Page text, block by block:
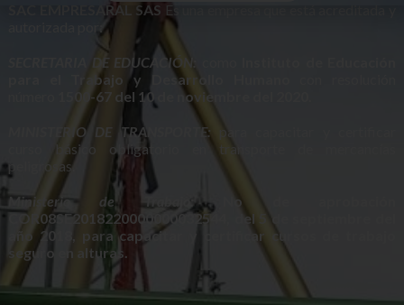
SAC EMPRESARAL SAS Es una empresa que está acreditada y
SECRETARIA DE EDUCACIÓN:
para el Trabajo y Desarrollo Humano
1500-67 del 10 de noviembre del 2020.
MINISTERIO DE TRANSPORTE: para capacitar y certificar
curso básico obligatorio en transporte de mercancías
peligrosas.
Ministerio de Trabajo:
No de aprobación
COR08SE2018220000000032544, del 5 de septiembre del
año 2018, para capacitar y certificar cursos de trabajo
seguro en alturas.